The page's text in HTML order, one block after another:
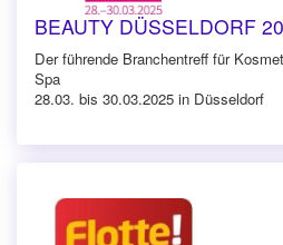
BEAUTY DÜSSELDORF
Der führende Branchentreff für
Spa
28.03. bis 30.03.2025 in Düsseldorf